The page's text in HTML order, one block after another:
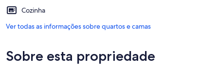
Cozinha
Ver todas as informações sobre quartos e camas
Sobre esta propriedade